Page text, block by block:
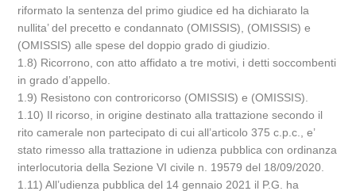
riformato la sentenza del primo giudice ed ha dichiarato la
nullita’ del precetto e condannato (OMISSIS), (OMISSIS) e
(OMISSIS) alle spese del doppio grado di giudizio.
1.8) Ricorrono, con atto affidato a tre motivi, i detti soccombenti
in grado d’appello.
1.9) Resistono con controricorso (OMISSIS) e (OMISSIS).
1.10) Il ricorso, in origine destinato alla trattazione secondo il
rito camerale non partecipato di cui all’articolo 375 c.p.c., e’
stato rimesso alla trattazione in udienza pubblica con ordinanza
interlocutoria della Sezione VI civile n. 19579 del 18/09/2020.
1.11) All’udienza pubblica del 14 gennaio 2021 il P.G. ha